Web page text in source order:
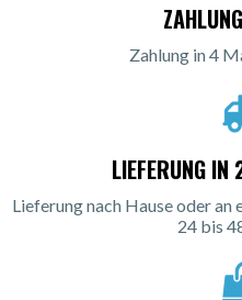
Zahlung in 4
LIEFERUNG
Lieferung nach Hause oder
24 bis